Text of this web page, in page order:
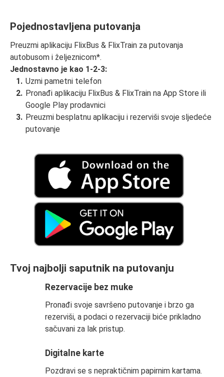
Pojednostavljena putovanja
Preuzmi aplikaciju FlixBus & FlixTrain za putovanja
autobusom i željeznicom*.
Jednostavno je kao 1-2-3:
Uzmi pametni telefon
Pronađi aplikaciju FlixBus & FlixTrain na App Store ili
Google Play prodavnici
Preuzmi besplatnu aplikaciju i rezerviši svoje sljedeće
putovanje
Tvoj najbolji saputnik na putovanju
Rezervacije bez muke
Pronađi svoje savršeno putovanje i brzo ga
rezerviši, a podaci o rezervaciji biće prikladno
sačuvani za lak pristup.
Digitalne karte
Pozdravi se s nepraktičnim papirnim kartama.